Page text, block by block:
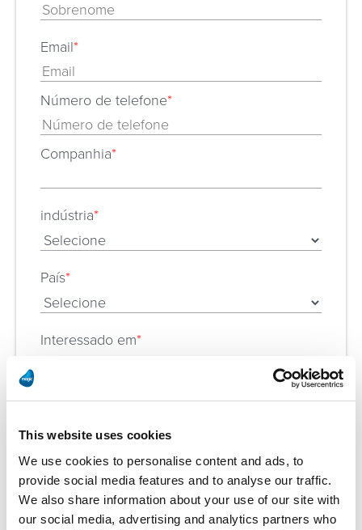
This website uses cookies
We use cookies to personalise content and ads, to
provide social media features and to analyse our traffic.
We also share information about your use of our site with
our social media, advertising and analytics partners who
Email*
Número de telefone*
Companhia*
indústria*
País*
Interessado em*
Comente*
A Magic Software tem o compromisso de proteger e respeitar
sua privacidade e nós usaremos suas informações pessoais
somente para administrar sua conta e fornecer os produtos e
serviços que você nos solicitou. Ocasionalmente, gostaríamos